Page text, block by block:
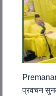
प्रवचन